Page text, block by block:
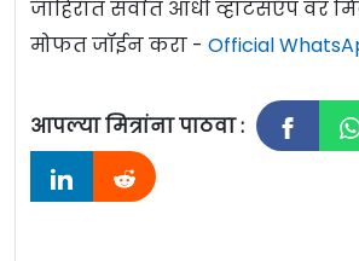
जाहिरात सर्वात आधी व्हाटसऍप वर
मोफत जॉईन करा - Official
आपल्या मित्रांना पाठवा :